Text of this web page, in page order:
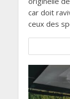
car doit
ceux des